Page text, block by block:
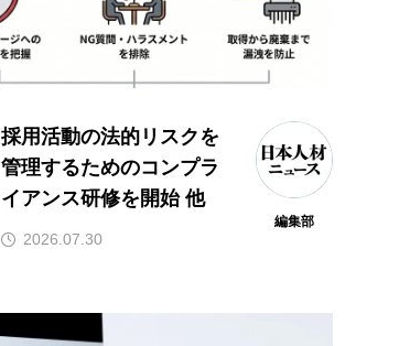
採用活動の法的リスクを
管理するためのコンプラ
イアンス研修を開始 他
編集部
2026.07.30